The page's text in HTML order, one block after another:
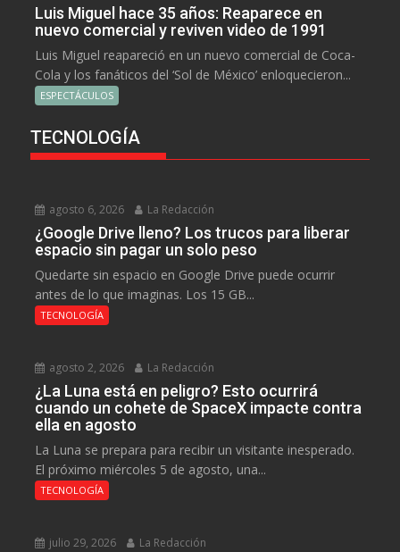
Luis Miguel hace 35 años: Reaparece en
nuevo comercial y reviven video de 1991
Luis Miguel reapareció en un nuevo comercial de Coca-
Cola y los fanáticos del ‘Sol de México’ enloquecieron...
ESPECTÁCULOS
TECNOLOGÍA
agosto 6, 2026 La Redacción
¿Google Drive lleno? Los trucos para liberar
espacio sin pagar un solo peso
Quedarte sin espacio en Google Drive puede ocurrir
antes de lo que imaginas. Los 15 GB...
TECNOLOGÍA
agosto 2, 2026 La Redacción
¿La Luna está en peligro? Esto ocurrirá
cuando un cohete de SpaceX impacte contra
ella en agosto
La Luna se prepara para recibir un visitante inesperado.
El próximo miércoles 5 de agosto, una...
TECNOLOGÍA
julio 29, 2026 La Redacción